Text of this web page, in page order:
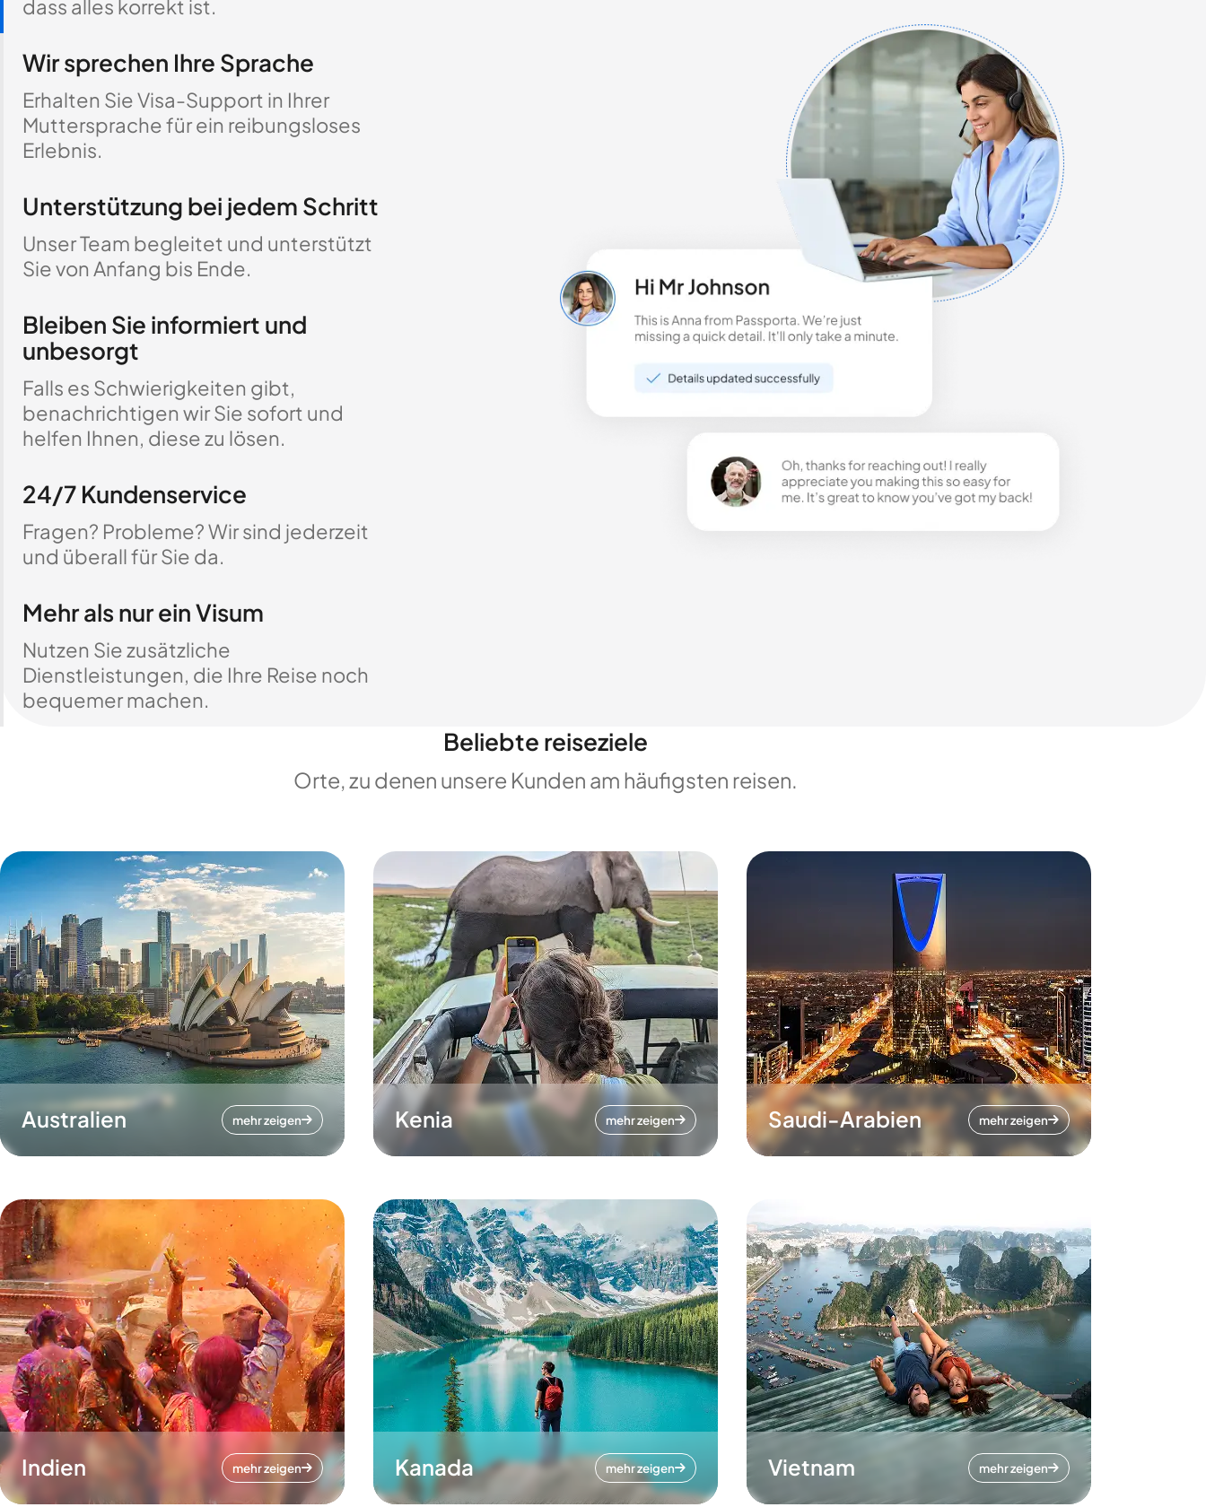
dass alles korrekt ist.
Wir sprechen Ihre Sprache
Erhalten Sie Visa-Support in Ihrer
Muttersprache für ein reibungsloses
Erlebnis.
Unterstützung bei jedem Schritt
Unser Team begleitet und unterstützt
Sie von Anfang bis Ende.
Bleiben Sie informiert und
unbesorgt
Falls es Schwierigkeiten gibt,
benachrichtigen wir Sie sofort und
helfen Ihnen, diese zu lösen.
24/7 Kundenservice
Fragen? Probleme? Wir sind jederzeit
und überall für Sie da.
Mehr als nur ein Visum
Nutzen Sie zusätzliche
Dienstleistungen, die Ihre Reise noch
bequemer machen.
Beliebte reiseziele
Orte, zu denen unsere Kunden am häufigsten reisen.
Australien mehr zeigen Kenia mehr zeigen Saudi-Arabien mehr zeigen
Indien mehr zeigen Kanada mehr zeigen Vietnam mehr zeigen